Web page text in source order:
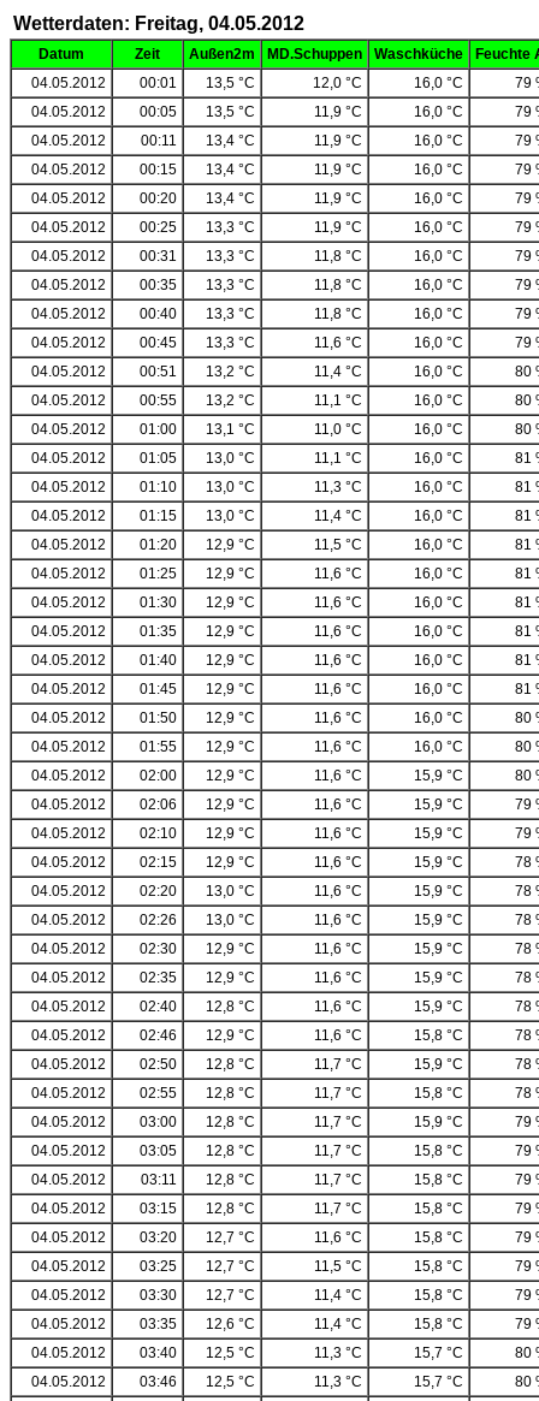
Wetterdaten: Freitag, 04.05.2012
Datum Zeit Außen2m MD.Schuppen Waschküche
Feuchte
04.05.2012
00:01 13,5 °C 12,0 °C 16,0 °C
79
04.05.2012
00:05 13,5 °C 11,9 °C 16,0 °C
79
04.05.2012
00:11 13,4 °C 11,9 °C 16,0 °C
79
04.05.2012
00:15 13,4 °C 11,9 °C 16,0 °C
79
04.05.2012
00:20 13,4 °C 11,9 °C 16,0 °C
79
04.05.2012
00:25 13,3 °C 11,9 °C 16,0 °C
79
04.05.2012
00:31 13,3 °C 11,8 °C 16,0 °C
79
04.05.2012
00:35 13,3 °C 11,8 °C 16,0 °C
79
04.05.2012
00:40 13,3 °C 11,8 °C 16,0 °C
79
04.05.2012
00:45 13,3 °C 11,6 °C 16,0 °C
79
04.05.2012
00:51 13,2 °C 11,4 °C 16,0 °C
80
04.05.2012
00:55 13,2 °C 11,1 °C 16,0 °C
80
04.05.2012
01:00 13,1 °C 11,0 °C 16,0 °C
80
04.05.2012
01:05 13,0 °C 11,1 °C 16,0 °C
81
04.05.2012
01:10 13,0 °C 11,3 °C 16,0 °C
81
04.05.2012
01:15 13,0 °C 11,4 °C 16,0 °C
81
04.05.2012
01:20 12,9 °C 11,5 °C 16,0 °C
81
04.05.2012
01:25 12,9 °C 11,6 °C 16,0 °C
81
04.05.2012
01:30 12,9 °C 11,6 °C 16,0 °C
81
04.05.2012
01:35 12,9 °C 11,6 °C 16,0 °C
81
04.05.2012
01:40 12,9 °C 11,6 °C 16,0 °C
81
04.05.2012
01:45 12,9 °C 11,6 °C 16,0 °C
81
04.05.2012
01:50 12,9 °C 11,6 °C 16,0 °C
80
04.05.2012
01:55 12,9 °C 11,6 °C 16,0 °C
80
04.05.2012
02:00 12,9 °C 11,6 °C 15,9 °C
80
04.05.2012
02:06 12,9 °C 11,6 °C 15,9 °C
79
04.05.2012
02:10 12,9 °C 11,6 °C 15,9 °C
79
04.05.2012
02:15 12,9 °C 11,6 °C 15,9 °C
78
04.05.2012
02:20 13,0 °C 11,6 °C 15,9 °C
78
04.05.2012
02:26 13,0 °C 11,6 °C 15,9 °C
78
04.05.2012
02:30 12,9 °C 11,6 °C 15,9 °C
78
04.05.2012
02:35 12,9 °C 11,6 °C 15,9 °C
78
04.05.2012
02:40 12,8 °C 11,6 °C 15,9 °C
78
04.05.2012
02:46 12,9 °C 11,6 °C 15,8 °C
78
04.05.2012
02:50 12,8 °C 11,7 °C 15,9 °C
78
04.05.2012
02:55 12,8 °C 11,7 °C 15,8 °C
78
04.05.2012
03:00 12,8 °C 11,7 °C 15,9 °C
79
04.05.2012
03:05 12,8 °C 11,7 °C 15,8 °C
79
04.05.2012
03:11 12,8 °C 11,7 °C 15,8 °C
79
04.05.2012
03:15 12,8 °C 11,7 °C 15,8 °C
79
04.05.2012
03:20 12,7 °C 11,6 °C 15,8 °C
79
04.05.2012
03:25 12,7 °C 11,5 °C 15,8 °C
79
04.05.2012
03:30 12,7 °C 11,4 °C 15,8 °C
79
04.05.2012
03:35 12,6 °C 11,4 °C 15,8 °C
79
04.05.2012
03:40 12,5 °C 11,3 °C 15,7 °C
80
04.05.2012
03:46 12,5 °C 11,3 °C 15,7 °C
80